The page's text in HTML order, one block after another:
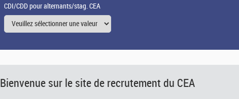
CDI/CDD pour alternants/stag. CEA
Bienvenue sur le site de recrutement du CEA